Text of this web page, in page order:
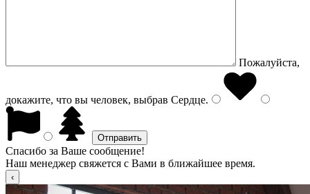
Пожалуйста,
докажите, что вы человек, выбрав Сердце.
Спасибо за Ваше сообщение!
Наш менеджер свяжется с Вами в ближайшее время.